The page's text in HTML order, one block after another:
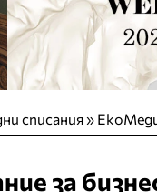
списания»
за